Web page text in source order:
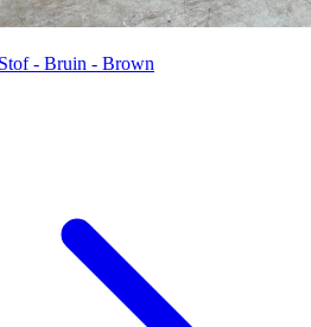
- Bruin - Brown